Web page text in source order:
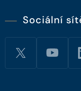
Sociální